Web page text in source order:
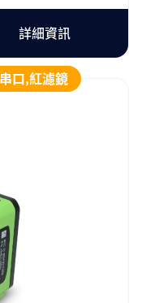
詳細資訊
口,紅濾鏡